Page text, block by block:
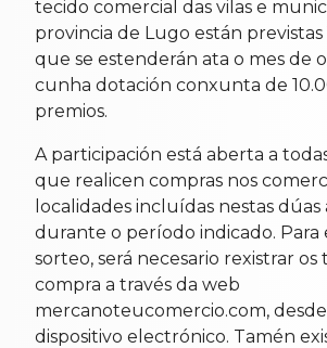
tecido comercial das vilas e
provincia de Lugo están previstas
que se estenderán ata o mes de
cunha dotación conxunta de
premios.
A participación está aberta a
que realicen compras nos
localidades incluídas nestas dúas
durante o período indicado. Para
sorteo, será necesario rexistrar
compra a través da web
mercanoteucomercio.com,
dispositivo electrónico. Tamén